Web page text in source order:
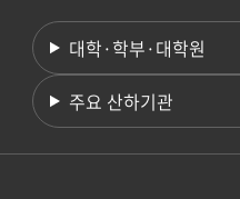
대학·학부·대학원
주요 산하기관